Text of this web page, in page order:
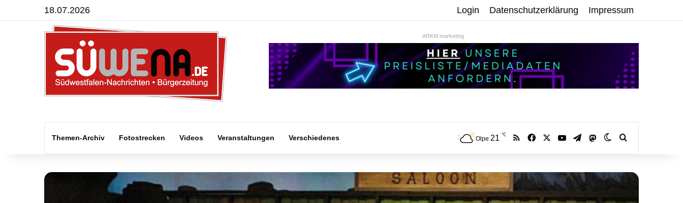
18.07.2026 Login Datenschutzerklärung Impressum
ARKM.marketing
Themen-Archiv Fotostrecken Videos Veranstaltungen Verschiedenes Olpe 21 ℃ RSS Facebook YouTubeTelegramMastodonSkin umschalten